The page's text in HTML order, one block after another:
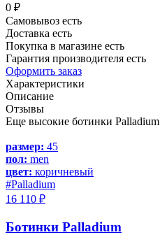
0 ₽
Самовывоз есть
Доставка есть
Покупка в магазине есть
Гарантия производителя есть
Оформить заказ
Характеристики
Описание
Отзывы
Еще высокие ботинки Palladium
размер: 45
пол: men
цвет: коричневый
#Palladium
16 110 ₽
Ботинки Palladium